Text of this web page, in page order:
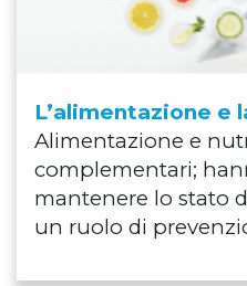
L’alimentazione e
Alimentazione e
complementari;
mantenere lo stato
un ruolo di